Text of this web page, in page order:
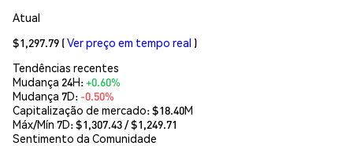
Atual
$1,297.79 (Ver preço em tempo real )
Tendências recentes
Mudança 24H:+0.60%
Mudança 7D: -0.50%
Capitalização de mercado:$18.40M
Máx/Mín 7D: $1,307.43/ $1,249.71
Sentimento da Comunidade